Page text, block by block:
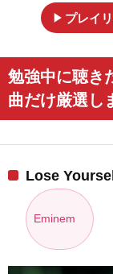
play_arrow プレイ
勉強中に聴き
曲だけ厳選し
Lose
Eminem